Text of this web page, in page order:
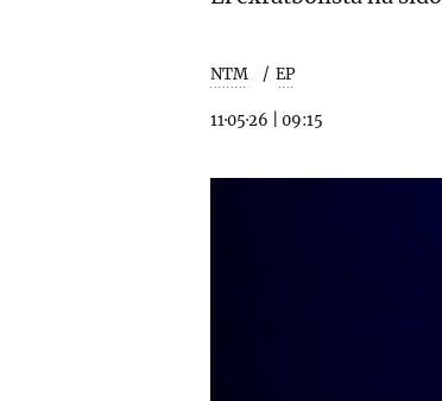
NTM EP
11·05·26 09:15